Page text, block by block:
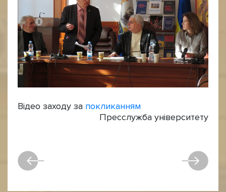
Відео заходу за покликанням
Пресслужба університету